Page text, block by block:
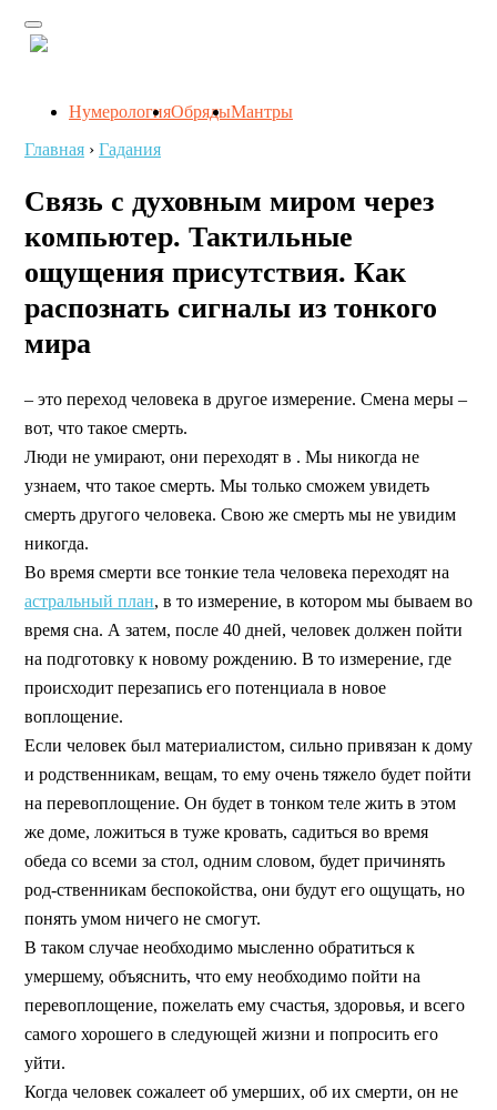
НумерологияОбрядыМантры
Главная › Гадания
Связь с духовным миром через
компьютер. Тактильные
ощущения присутствия. Как
распознать сигналы из тонкого
мира
– это переход человека в другое измерение. Смена меры –
вот, что такое смерть.
Люди не умирают, они переходят в . Мы никогда не
узнаем, что такое смерть. Мы только сможем увидеть
смерть другого человека. Свою же смерть мы не увидим
никогда.
Во время смерти все тонкие тела человека переходят на
астральный план, в то измерение, в котором мы бываем во
время сна. А затем, после 40 дней, человек должен пойти
на подготовку к новому рождению. В то измерение, где
происходит перезапись его потенциала в новое
воплощение.
Если человек был материалистом, сильно привязан к дому
и родственникам, вещам, то ему очень тяжело будет пойти
на перевоплощение. Он будет в тонком теле жить в этом
же доме, ложиться в туже кровать, садиться во время
обеда со всеми за стол, одним словом, будет причинять
род-ственникам беспокойства, они будут его ощущать, но
понять умом ничего не смогут.
В таком случае необходимо мысленно обратиться к
умершему, объяснить, что ему необходимо пойти на
перевоплощение, пожелать ему счастья, здоровья, и всего
самого хорошего в следующей жизни и попросить его
уйти.
Когда человек сожалеет об умерших, об их смерти, он не